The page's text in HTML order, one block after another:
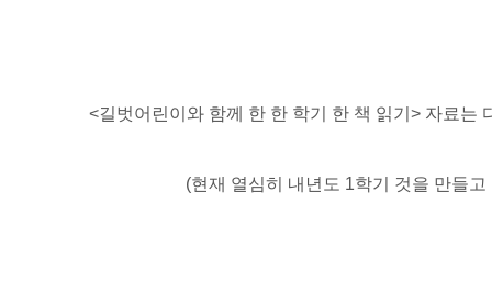
<길벗어린이와 함께 한 한 학기 한 책 읽기> 자료는
(현재 열심히 내년도 1학기 것을 만들고